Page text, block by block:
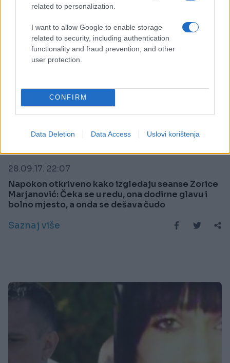
related to personalization.
I want to allow Google to enable storage
related to security, including authentication
functionality and fraud prevention, and other
user protection.
CONFIRM
Data Deletion Data Access Uslovi korištenja
28.09.17. 22:07
Napokon otkriveno kako izgledaju seanse Zorice
Marjanović: Čeka se u redu, ona dodirne glavu i
bolno mjesto, a onda se dešava čudo
Saznaj više